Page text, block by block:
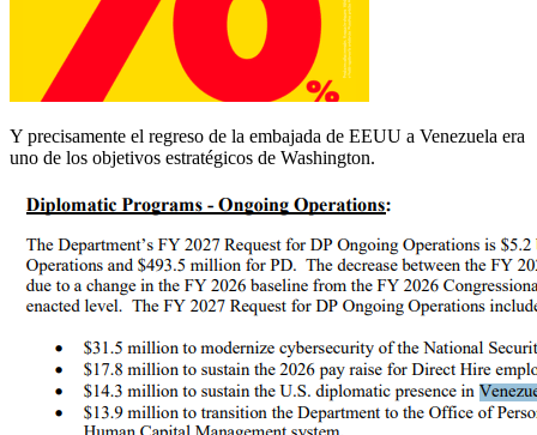
Y precisamente el regreso de la embajada de EEUU a Venezuela era
uno de los objetivos estratégicos de Washington.